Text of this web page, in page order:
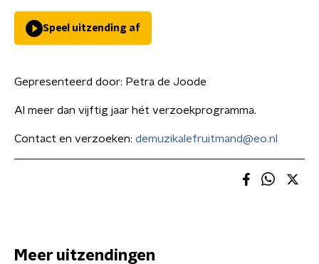
Speel uitzending af
Gepresenteerd door: Petra de Joode
Al meer dan vijftig jaar hét verzoekprogramma.
Contact en verzoeken: demuzikalefruitmand@eo.nl
Meer uitzendingen